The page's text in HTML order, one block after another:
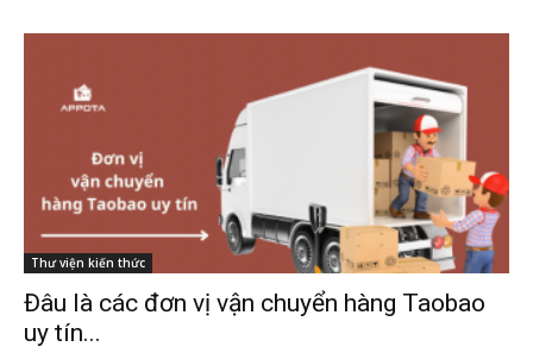
Thư viện kiến thức
Đâu là các đơn vị vận chuyển hàng Taobao
uy tín...